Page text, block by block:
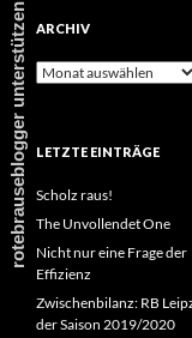
ARCHIV
Archiv
LETZTE EINTRÄGE
Scholz raus!
The Unvollendet One
Nicht nur eine Frage der
Effizienz
Zwischenbilanz: RB
der Saison 2019/2020
rotebrauseblogger unterstützen